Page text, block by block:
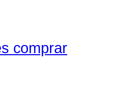
comprar